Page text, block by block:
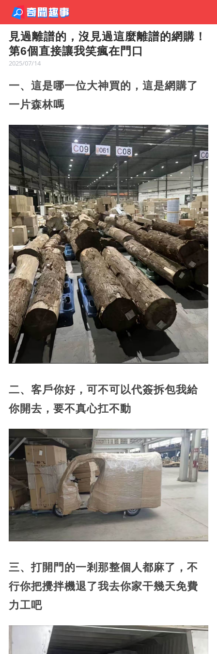
​​見過離譜的，沒見過這麼離譜的網購！
第6個直接讓我笑瘋在門口
2025/07/14
一、這是哪一位大神買的，這是網購了
一片森林嗎
二、客戶你好，可不可以代簽拆包我給
你開去，要不真心扛不動
三、打開門的一剎那整個人都麻了，不
行你把攪拌機退了我去你家干幾天免費
力工吧